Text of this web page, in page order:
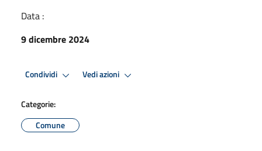
Data :
9 dicembre 2024
Condividi Vedi azioni
Categorie:
Comune